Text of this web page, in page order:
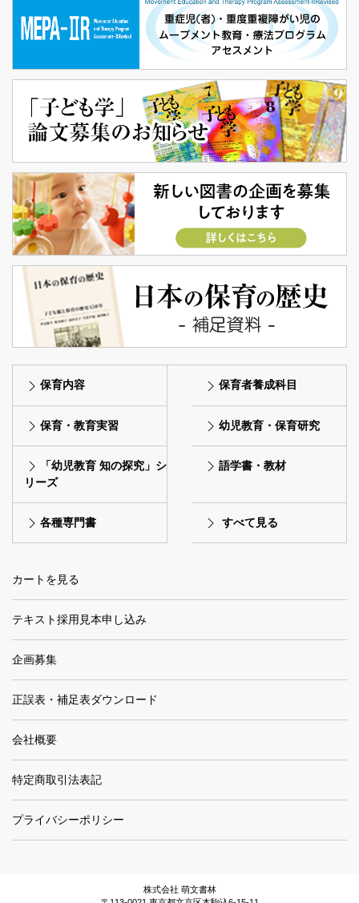
保育内容 保育者養成科目
保育・教育実習 幼児教育・保育研究
「幼児教育 知の探究」シ
リーズ
語学書・教材
各種専門書 すべて見る
カートを見る
テキスト採用見本申し込み
企画募集
正誤表・補足表ダウンロード
会社概要
特定商取引法表記
プライバシーポリシー
株式会社 萌文書林